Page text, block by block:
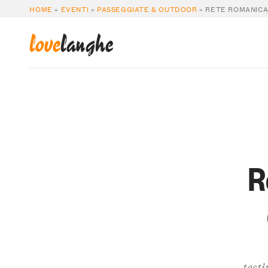
HOME » EVENTI » PASSEGGIATE & OUTDOOR » RETE
lovelanghe